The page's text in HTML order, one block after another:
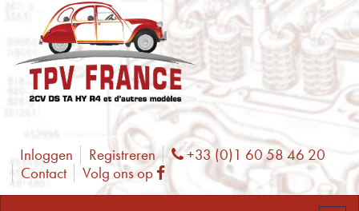
Inloggen Registreren Phone
+33 (0)1 60 58 46 20
Contact
Volg ons op Facebook